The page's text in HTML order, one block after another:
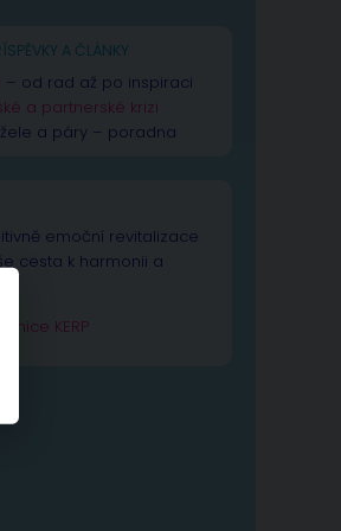
A ČLÁNKY
– od rad až po inspiraci
a partnerské krizi
a páry – poradna
emoční revitalizace
cesta k harmonii a
KERP